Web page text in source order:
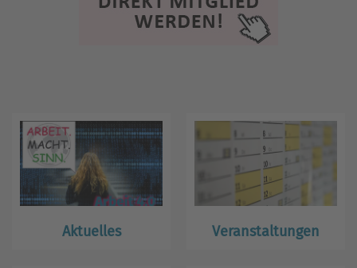
Aktuelles Veranstaltungen